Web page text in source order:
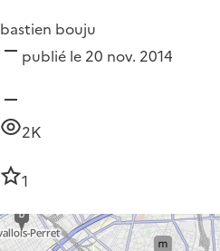
bastien bouju
publié le 20 nov. 2014
2K
1